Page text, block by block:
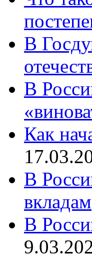
В
В
Как
В
вкладам
В